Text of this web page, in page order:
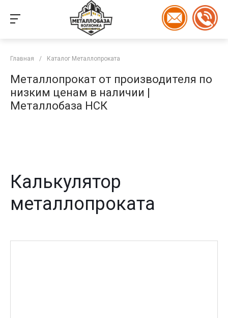
Главная / Каталог Металлопроката
Металлопрокат от производителя по
низким ценам в наличии |
Металлобаза НСК
Калькулятор
металлопроката